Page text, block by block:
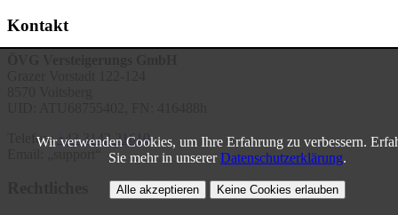
Wir verwenden Cookies, um Ihre Erfahrung zu verbessern.
Sie mehr in unsererDatenschutzerklärung.
Alle akzeptieren Keine Cookies erlauben
Kontakt
Telefon:+43 3142 21610